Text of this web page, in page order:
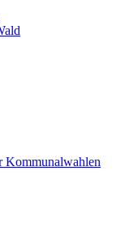
Kommunalwahlen